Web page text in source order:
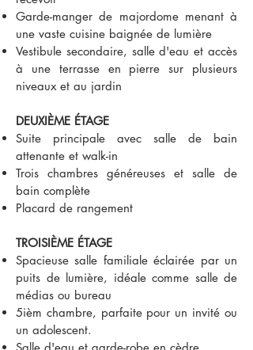
Garde-manger de majordome menant à
une vaste cuisine baignée de lumière
Vestibule secondaire, salle d'eau et accès
à une terrasse en pierre sur plusieurs
niveaux et au jardin
DEUXIÈME ÉTAGE
Suite principale avec salle de bain
attenante et walk-in
Trois chambres généreuses et salle de
bain complète
Placard de rangement
TROISIÈME ÉTAGE
Spacieuse salle familiale éclairée par un
puits de lumière, idéale comme salle de
médias ou bureau
5ièm chambre, parfaite pour un invité ou
un adolescent.